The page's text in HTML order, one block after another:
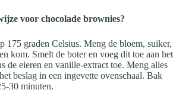
voor chocolade brownies?
175 graden Celsius. Meng de bloem, suiker,
kom. Smelt de boter en voeg dit toe aan het
de eieren en vanille-extract toe. Meng alles
beslag in een ingevette ovenschaal. Bak
30 minuten.